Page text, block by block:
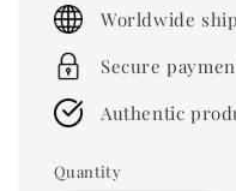
Worldwide
Secure
Authentic
Quantity